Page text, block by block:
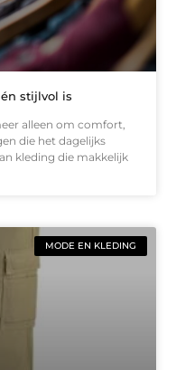
stijlvol is
alleen om comfort,
die het dagelijks
kleding die makkelijk
MODE EN KLEDING